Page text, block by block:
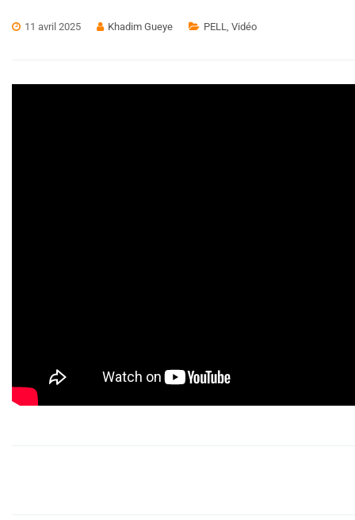
11 avril 2025 Khadim Gueye PELL, Vidéo